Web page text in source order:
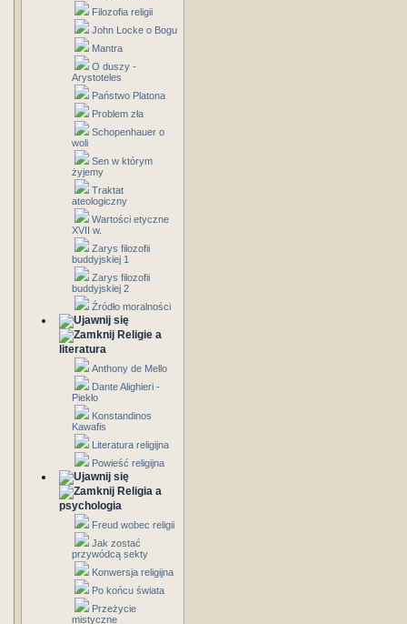
Filozofia religii
John Locke o Bogu
Mantra
O duszy -
Arystoteles
Państwo Platona
Problem zła
Schopenhauer o
woli
Sen w którym
żyjemy
Traktat
ateologiczny
Wartości etyczne
XVII w.
Zarys filozofii
buddyjskiej 1
Zarys filozofii
buddyjskiej 2
Źródło moralności
Religie a
literatura
Anthony de Mello
Dante Alighieri -
Piekło
Konstandinos
Kawafis
Literatura religijna
Powieść religijna
Religia a
psychologia
Freud wobec religii
Jak zostać
przywódcą sekty
Konwersja religijna
Po końcu świata
Przeżycie
mistyczne